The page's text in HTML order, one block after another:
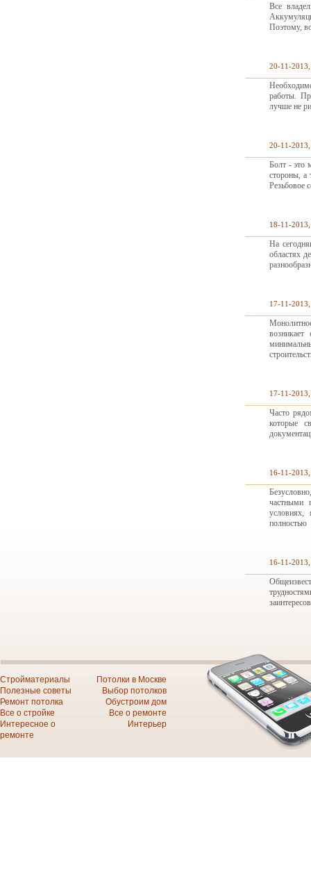
Все
Поэтому,
20-11-
работы.
лучше не
20-11-
Болт - это
стороны, а
Резьбовое
18-11-
На
областях
17-11-
17-11-
Часто
которые
16-11-
частными
условиях,
полностью
16-11-
Стройматериалы
Полезные советы
Ремонт потолка
Все о стройке
Интересное о
ремонте
Потолки в Москве
Выбор потолков
Обустроим дом
Все о ремонте
Интерьер